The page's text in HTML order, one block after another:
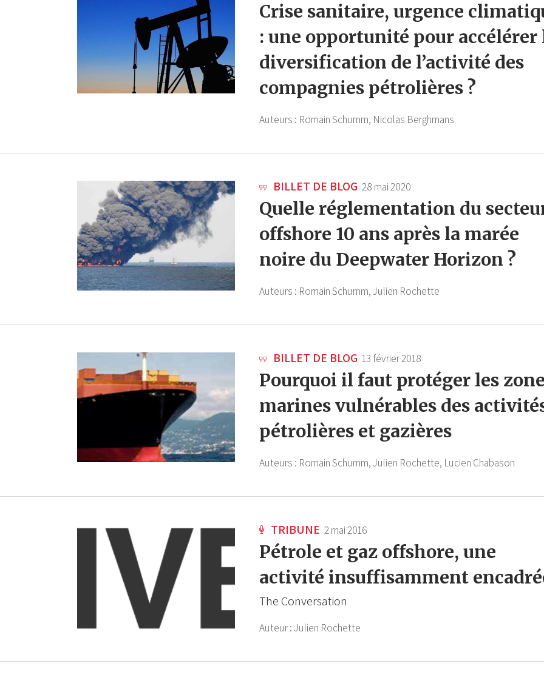
Crise sanitaire, urgence
: une opportunité pour accélérer
diversification de l’activité des
compagnies pétrolières ?
Auteurs : Romain Schumm, Nicolas Berghmans
BILLET DE BLOG 28 mai 2020
Quelle réglementation du
offshore 10 ans après la marée
noire du Deepwater Horizon ?
Auteurs : Romain Schumm,Julien Rochette
BILLET DE BLOG 13 février 2018
Pourquoi il faut protéger les
marines vulnérables des
pétrolières et gazières
Auteurs : Romain Schumm,Julien Rochette, Lucien Chabason
TRIBUNE 2 mai 2016
Pétrole et gaz offshore, une
activité insuffisamment
The Conversation
Auteur :Julien Rochette